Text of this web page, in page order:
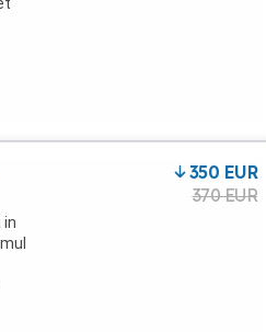
in
350 EUR
370 EUR